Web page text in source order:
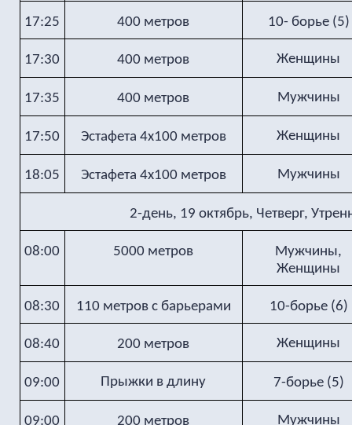
17:25 400 метров 10- борье (5)
17:30 400 метров Женщины
17:35 400 метров Мужчины
17:50 Эстафета 4х100 метров Женщины
18:05 Эстафета 4х100 метров Мужчины
2-день, 19 октябрь, Четверг,
08:00 5000 метров
Мужчины,
Женщины
08:30 110 метров с барьерами 10-борье (6)
08:40 200 метров Женщины
09:00 Прыжки в длину 7-борье (5)
09:00 200 метров Мужчины